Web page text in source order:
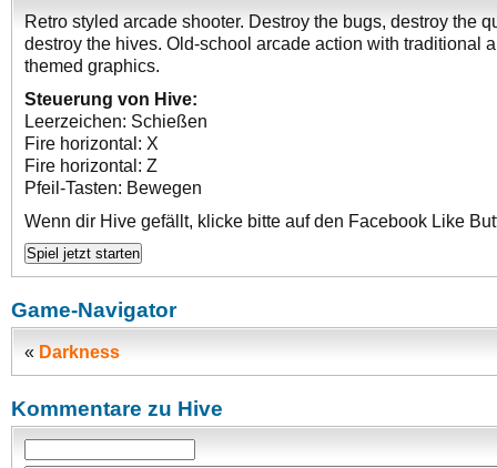
Retro styled arcade shooter. Destroy the bugs, destroy the
destroy the hives. Old-school arcade action with traditional
themed graphics.
Steuerung von Hive:
Leerzeichen: Schießen
Fire horizontal: X
Fire horizontal: Z
Pfeil-Tasten: Bewegen
Wenn dir Hive gefällt, klicke bitte auf den Facebook Like
Game-Navigator
« Darkness
Kommentare zu Hive